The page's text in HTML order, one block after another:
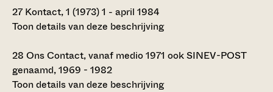
27 Kontact, 1 (1973) 1 - april 1984
Toon details van deze beschrijving
28 Ons Contact, vanaf medio 1971 ook SINEV-POST
genaamd, 1969 - 1982
Toon details van deze beschrijving